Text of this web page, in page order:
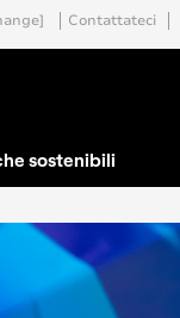
Contattateci
sostenibili